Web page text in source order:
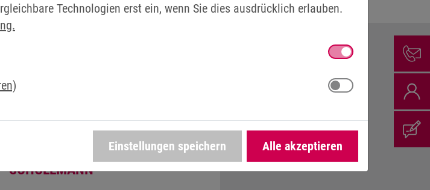
BEI KEB AUTOMATION
WEBSEMINARS: TIM
SCHÖLLMANN
Technologien erst ein, wenn Sie dies ausdrücklich erlauben.
Einstellungen speichern Alle akzeptieren